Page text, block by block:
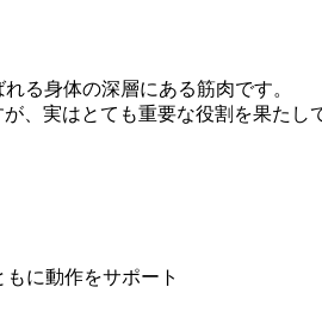
る身体の深層にある筋肉です。
、実はとても重要な役割を果たし
に動作をサポート